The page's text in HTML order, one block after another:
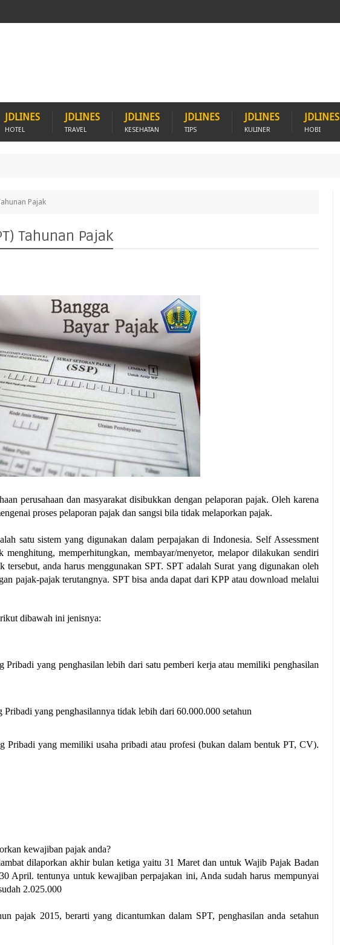
JDLINES
HOTEL
JDLINES
TRAVEL
JDLINES
KESEHATAN
JDLINES
TIPS
JDLINES
KULINER
JDLINES
HOBI
Pajak
Tahunan Pajak
perusahaan dan masyarakat disibukkan dengan pelaporan pajak. Oleh karena
proses pelaporan pajak dan sangsi bila tidak melaporkan pajak.
satu sistem yang digunakan dalam perpajakan di Indonesia. Self Assessment
menghitung, memperhitungkan, membayar/menyetor, melapor dilakukan sendiri
tersebut, anda harus menggunakan SPT. SPT adalah Surat yang digunakan oleh
dibawah ini jenisnya:
Pribadi yang penghasilan lebih dari satu pemberi kerja atau memiliki penghasilan
yang penghasilannya tidak lebih dari 60.000.000 setahun
Pribadi yang memiliki usaha pribadi atau profesi (bukan dalam bentuk PT, CV).
kewajiban pajak anda?
dilaporkan akhir bulan ketiga yaitu 31 Maret dan untuk Wajib Pajak Badan
April. tentunya untuk kewajiban perpajakan ini, Anda sudah harus mempunyai
2.025.000